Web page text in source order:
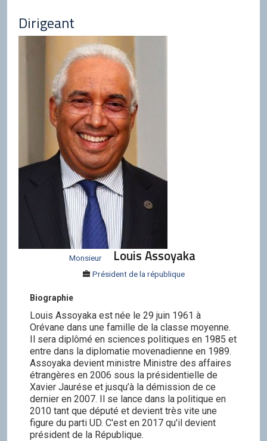
Dirigeant
Monsieur Louis Assoyaka
Président de la république
Biographie
Louis Assoyaka est née le 29 juin 1961 à
Orévane dans une famille de la classe moyenne.
Il sera diplômé en sciences politiques en 1985 et
entre dans la diplomatie movenadienne en 1989.
Assoyaka devient ministre Ministre des affaires
étrangères en 2006 sous la présidentielle de
Xavier Jaurése et jusqu’à la démission de ce
dernier en 2007. Il se lance dans la politique en
2010 tant que député et devient très vite une
figure du parti UD. C'est en 2017 qu'il devient
président de la République.